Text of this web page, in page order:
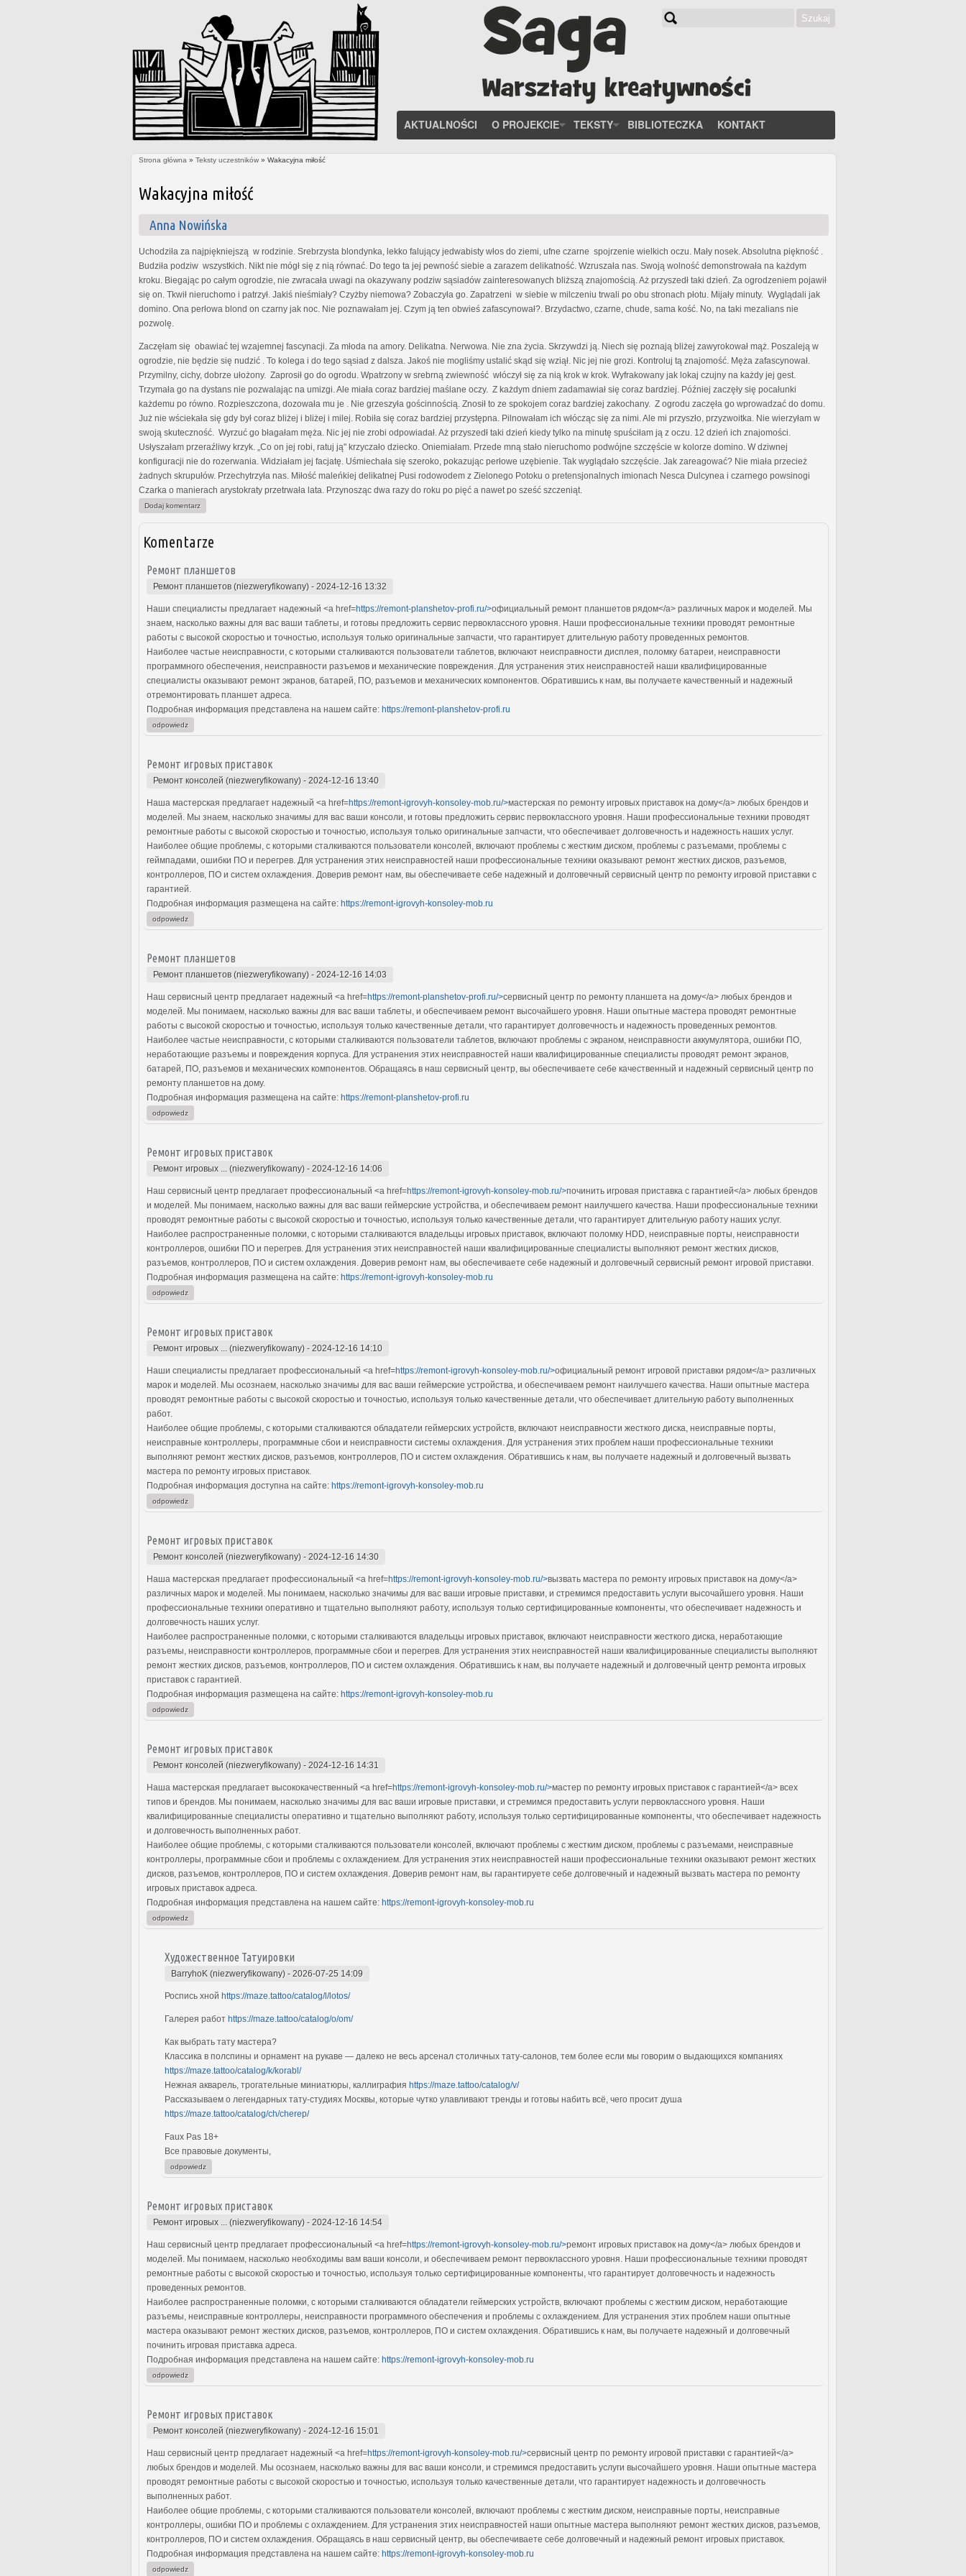
Szukaj
AKTUALNOŚCI O PROJEKCIE TEKSTY BIBLIOTECZKA KONTAKT
Strona główna » Teksty uczestników » Wakacyjna miłość
Wakacyjna miłość
Anna Nowińska
Uchodziła za najpiękniejszą w rodzinie. Srebrzysta blondynka, lekko falujący jedwabisty włos do ziemi, ufne czarne spojrzenie wielkich oczu. Mały nosek. Absolutna piękność .
Budziła podziw wszystkich. Nikt nie mógł się z nią równać. Do tego ta jej pewność siebie a zarazem delikatność. Wzruszała nas. Swoją wolność demonstrowała na każdym
kroku. Biegając po całym ogrodzie, nie zwracała uwagi na okazywany podziw sąsiadów zainteresowanych bliższą znajomością. Aż przyszedł taki dzień. Za ogrodzeniem pojawił
się on. Tkwił nieruchomo i patrzył. Jakiś nieśmiały? Czyżby niemowa? Zobaczyła go. Zapatrzeni w siebie w milczeniu trwali po obu stronach płotu. Mijały minuty. Wyglądali jak
domino. Ona perłowa blond on czarny jak noc. Nie poznawałam jej. Czym ją ten obwieś zafascynował?. Brzydactwo, czarne, chude, sama kość. No, na taki mezalians nie
pozwolę.
Zaczęłam się obawiać tej wzajemnej fascynacji. Za młoda na amory. Delikatna. Nerwowa. Nie zna życia. Skrzywdzi ją. Niech się poznają bliżej zawyrokował mąż. Poszaleją w
ogrodzie, nie będzie się nudzić . To kolega i do tego sąsiad z dalsza. Jakoś nie mogliśmy ustalić skąd się wziął. Nic jej nie grozi. Kontroluj tą znajomość. Męża zafascynował.
Przymilny, cichy, dobrze ułożony. Zaprosił go do ogrodu. Wpatrzony w srebrną zwiewność włóczył się za nią krok w krok. Wyfrakowany jak lokaj czujny na każdy jej gest.
Trzymała go na dystans nie pozwalając na umizgi. Ale miała coraz bardziej maślane oczy. Z każdym dniem zadamawiał się coraz bardziej. Później zaczęły się pocałunki
każdemu po równo. Rozpieszczona, dozowała mu je . Nie grzeszyła gościnnością. Znosił to ze spokojem coraz bardziej zakochany. Z ogrodu zaczęła go wprowadzać do domu.
Już nie wściekała się gdy był coraz bliżej i bliżej i milej. Robiła się coraz bardziej przystępna. Pilnowałam ich włócząc się za nimi. Ale mi przyszło, przyzwoitka. Nie wierzyłam w
swoją skuteczność. Wyrzuć go błagałam męża. Nic jej nie zrobi odpowiadał. Aż przyszedł taki dzień kiedy tylko na minutę spuściłam ją z oczu. 12 dzień ich znajomości.
Usłyszałam przeraźliwy krzyk. „Co on jej robi, ratuj ją" krzyczało dziecko. Oniemiałam. Przede mną stało nieruchomo podwójne szczęście w kolorze domino. W dziwnej
konfiguracji nie do rozerwania. Widziałam jej facjatę. Uśmiechała się szeroko, pokazując perłowe uzębienie. Tak wyglądało szczęście. Jak zareagować? Nie miała przecież
żadnych skrupułów. Przechytrzyła nas. Miłość maleńkiej delikatnej Pusi rodowodem z Zielonego Potoku o pretensjonalnych imionach Nesca Dulcynea i czarnego powsinogi
Czarka o manierach arystokraty przetrwała lata. Przynosząc dwa razy do roku po pięć a nawet po sześć szczeniąt.
Dodaj komentarz
Komentarze
Ремонт планшетов
Ремонт планшетов (niezweryfikowany) - 2024-12-16 13:32
Наши специалисты предлагает надежный <a href=https://remont-planshetov-profi.ru/>официальный ремонт планшетов рядом</a> различных марок и моделей. Мы
знаем, насколько важны для вас ваши таблеты, и готовы предложить сервис первоклассного уровня. Наши профессиональные техники проводят ремонтные
работы с высокой скоростью и точностью, используя только оригинальные запчасти, что гарантирует длительную работу проведенных ремонтов.
Наиболее частые неисправности, с которыми сталкиваются пользователи таблетов, включают неисправности дисплея, поломку батареи, неисправности
программного обеспечения, неисправности разъемов и механические повреждения. Для устранения этих неисправностей наши квалифицированные
специалисты оказывают ремонт экранов, батарей, ПО, разъемов и механических компонентов. Обратившись к нам, вы получаете качественный и надежный
отремонтировать планшет адреса.
Подробная информация представлена на нашем сайте: https://remont-planshetov-profi.ru
odpowiedz
Ремонт игровых приставок
Ремонт консолей (niezweryfikowany) - 2024-12-16 13:40
Наша мастерская предлагает надежный <a href=https://remont-igrovyh-konsoley-mob.ru/>мастерская по ремонту игровых приставок на дому</a> любых брендов и
моделей. Мы знаем, насколько значимы для вас ваши консоли, и готовы предложить сервис первоклассного уровня. Наши профессиональные техники проводят
ремонтные работы с высокой скоростью и точностью, используя только оригинальные запчасти, что обеспечивает долговечность и надежность наших услуг.
Наиболее общие проблемы, с которыми сталкиваются пользователи консолей, включают проблемы с жестким диском, проблемы с разъемами, проблемы с
геймпадами, ошибки ПО и перегрев. Для устранения этих неисправностей наши профессиональные техники оказывают ремонт жестких дисков, разъемов,
контроллеров, ПО и систем охлаждения. Доверив ремонт нам, вы обеспечиваете себе надежный и долговечный сервисный центр по ремонту игровой приставки с
гарантией.
Подробная информация размещена на сайте: https://remont-igrovyh-konsoley-mob.ru
odpowiedz
Ремонт планшетов
Ремонт планшетов (niezweryfikowany) - 2024-12-16 14:03
Наш сервисный центр предлагает надежный <a href=https://remont-planshetov-profi.ru/>сервисный центр по ремонту планшета на дому</a> любых брендов и
моделей. Мы понимаем, насколько важны для вас ваши таблеты, и обеспечиваем ремонт высочайшего уровня. Наши опытные мастера проводят ремонтные
работы с высокой скоростью и точностью, используя только качественные детали, что гарантирует долговечность и надежность проведенных ремонтов.
Наиболее частые неисправности, с которыми сталкиваются пользователи таблетов, включают проблемы с экраном, неисправности аккумулятора, ошибки ПО,
неработающие разъемы и повреждения корпуса. Для устранения этих неисправностей наши квалифицированные специалисты проводят ремонт экранов,
батарей, ПО, разъемов и механических компонентов. Обращаясь в наш сервисный центр, вы обеспечиваете себе качественный и надежный сервисный центр по
ремонту планшетов на дому.
Подробная информация размещена на сайте: https://remont-planshetov-profi.ru
odpowiedz
Ремонт игровых приставок
Ремонт игровых ... (niezweryfikowany) - 2024-12-16 14:06
Наш сервисный центр предлагает профессиональный <a href=https://remont-igrovyh-konsoley-mob.ru/>починить игровая приставка с гарантией</a> любых брендов
и моделей. Мы понимаем, насколько важны для вас ваши геймерские устройства, и обеспечиваем ремонт наилучшего качества. Наши профессиональные техники
проводят ремонтные работы с высокой скоростью и точностью, используя только качественные детали, что гарантирует длительную работу наших услуг.
Наиболее распространенные поломки, с которыми сталкиваются владельцы игровых приставок, включают поломку HDD, неисправные порты, неисправности
контроллеров, ошибки ПО и перегрев. Для устранения этих неисправностей наши квалифицированные специалисты выполняют ремонт жестких дисков,
разъемов, контроллеров, ПО и систем охлаждения. Доверив ремонт нам, вы обеспечиваете себе надежный и долговечный сервисный ремонт игровой приставки.
Подробная информация размещена на сайте: https://remont-igrovyh-konsoley-mob.ru
odpowiedz
Ремонт игровых приставок
Ремонт игровых ... (niezweryfikowany) - 2024-12-16 14:10
Наши специалисты предлагает профессиональный <a href=https://remont-igrovyh-konsoley-mob.ru/>официальный ремонт игровой приставки рядом</a> различных
марок и моделей. Мы осознаем, насколько значимы для вас ваши геймерские устройства, и обеспечиваем ремонт наилучшего качества. Наши опытные мастера
проводят ремонтные работы с высокой скоростью и точностью, используя только качественные детали, что обеспечивает длительную работу выполненных
работ.
Наиболее общие проблемы, с которыми сталкиваются обладатели геймерских устройств, включают неисправности жесткого диска, неисправные порты,
неисправные контроллеры, программные сбои и неисправности системы охлаждения. Для устранения этих проблем наши профессиональные техники
выполняют ремонт жестких дисков, разъемов, контроллеров, ПО и систем охлаждения. Обратившись к нам, вы получаете надежный и долговечный вызвать
мастера по ремонту игровых приставок.
Подробная информация доступна на сайте: https://remont-igrovyh-konsoley-mob.ru
odpowiedz
Ремонт игровых приставок
Ремонт консолей (niezweryfikowany) - 2024-12-16 14:30
Наша мастерская предлагает профессиональный <a href=https://remont-igrovyh-konsoley-mob.ru/>вызвать мастера по ремонту игровых приставок на дому</a>
различных марок и моделей. Мы понимаем, насколько значимы для вас ваши игровые приставки, и стремимся предоставить услуги высочайшего уровня. Наши
профессиональные техники оперативно и тщательно выполняют работу, используя только сертифицированные компоненты, что обеспечивает надежность и
долговечность наших услуг.
Наиболее распространенные поломки, с которыми сталкиваются владельцы игровых приставок, включают неисправности жесткого диска, неработающие
разъемы, неисправности контроллеров, программные сбои и перегрев. Для устранения этих неисправностей наши квалифицированные специалисты выполняют
ремонт жестких дисков, разъемов, контроллеров, ПО и систем охлаждения. Обратившись к нам, вы получаете надежный и долговечный центр ремонта игровых
приставок с гарантией.
Подробная информация размещена на сайте: https://remont-igrovyh-konsoley-mob.ru
odpowiedz
Ремонт игровых приставок
Ремонт консолей (niezweryfikowany) - 2024-12-16 14:31
Наша мастерская предлагает высококачественный <a href=https://remont-igrovyh-konsoley-mob.ru/>мастер по ремонту игровых приставок с гарантией</a> всех
типов и брендов. Мы понимаем, насколько значимы для вас ваши игровые приставки, и стремимся предоставить услуги первоклассного уровня. Наши
квалифицированные специалисты оперативно и тщательно выполняют работу, используя только сертифицированные компоненты, что обеспечивает надежность
и долговечность выполненных работ.
Наиболее общие проблемы, с которыми сталкиваются пользователи консолей, включают проблемы с жестким диском, проблемы с разъемами, неисправные
контроллеры, программные сбои и проблемы с охлаждением. Для устранения этих неисправностей наши профессиональные техники оказывают ремонт жестких
дисков, разъемов, контроллеров, ПО и систем охлаждения. Доверив ремонт нам, вы гарантируете себе долговечный и надежный вызвать мастера по ремонту
игровых приставок адреса.
Подробная информация представлена на нашем сайте: https://remont-igrovyh-konsoley-mob.ru
odpowiedz
Художественное Татуировки
BarryhoK (niezweryfikowany) - 2026-07-25 14:09
Роспись хной https://maze.tattoo/catalog/l/lotos/
Галерея работ https://maze.tattoo/catalog/o/om/
Как выбрать тату мастера?
Классика в полспины и орнамент на рукаве — далеко не весь арсенал столичных тату-салонов, тем более если мы говорим о выдающихся компаниях
https://maze.tattoo/catalog/k/korabl/
Нежная акварель, трогательные миниатюры, каллиграфия https://maze.tattoo/catalog/v/
Рассказываем о легендарных тату-студиях Москвы, которые чутко улавливают тренды и готовы набить всё, чего просит душа
https://maze.tattoo/catalog/ch/cherep/
Faux Pas 18+
Все правовые документы,
odpowiedz
Ремонт игровых приставок
Ремонт игровых ... (niezweryfikowany) - 2024-12-16 14:54
Наш сервисный центр предлагает профессиональный <a href=https://remont-igrovyh-konsoley-mob.ru/>ремонт игровых приставок на дому</a> любых брендов и
моделей. Мы понимаем, насколько необходимы вам ваши консоли, и обеспечиваем ремонт первоклассного уровня. Наши профессиональные техники проводят
ремонтные работы с высокой скоростью и точностью, используя только сертифицированные компоненты, что гарантирует долговечность и надежность
проведенных ремонтов.
Наиболее распространенные поломки, с которыми сталкиваются обладатели геймерских устройств, включают проблемы с жестким диском, неработающие
разъемы, неисправные контроллеры, неисправности программного обеспечения и проблемы с охлаждением. Для устранения этих проблем наши опытные
мастера оказывают ремонт жестких дисков, разъемов, контроллеров, ПО и систем охлаждения. Обратившись к нам, вы получаете надежный и долговечный
починить игровая приставка адреса.
Подробная информация представлена на нашем сайте: https://remont-igrovyh-konsoley-mob.ru
odpowiedz
Ремонт игровых приставок
Ремонт консолей (niezweryfikowany) - 2024-12-16 15:01
Наш сервисный центр предлагает надежный <a href=https://remont-igrovyh-konsoley-mob.ru/>сервисный центр по ремонту игровой приставки с гарантией</a>
любых брендов и моделей. Мы осознаем, насколько важны для вас ваши консоли, и стремимся предоставить услуги высочайшего уровня. Наши опытные мастера
проводят ремонтные работы с высокой скоростью и точностью, используя только качественные детали, что гарантирует надежность и долговечность
выполненных работ.
Наиболее общие проблемы, с которыми сталкиваются пользователи консолей, включают проблемы с жестким диском, неисправные порты, неисправные
контроллеры, ошибки ПО и проблемы с охлаждением. Для устранения этих неисправностей наши опытные мастера выполняют ремонт жестких дисков, разъемов,
контроллеров, ПО и систем охлаждения. Обращаясь в наш сервисный центр, вы обеспечиваете себе долговечный и надежный ремонт игровых приставок.
Подробная информация представлена на нашем сайте: https://remont-igrovyh-konsoley-mob.ru
odpowiedz